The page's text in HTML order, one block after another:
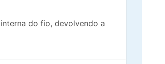
do fio, devolvendo a